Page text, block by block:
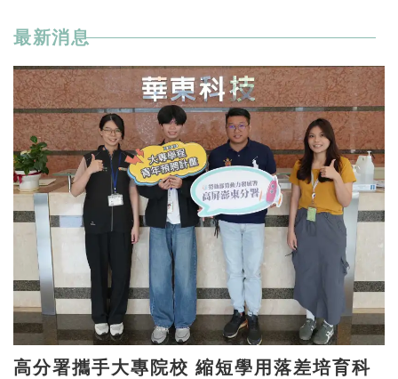
最新消息
高分署攜手大專院校 縮短學用落差培育科